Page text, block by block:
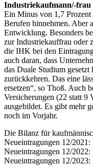
Industriekaufmann/-frau
Ein Minus von 1,7 Prozent
Berufen hinnehmen. Aber
Entwicklung. Besonders
zur Industriekauffrau oder
die IHK bei den
auch daran, dass
das Duale Studium
zurückkehren. Das eine
ersetzen“, so Thoß. Auch
Versicherungen (22 statt 9
ausgebildet. Es gibt mehr
noch im Vorjahr.
Die Bilanz für
Neueintragungen 12/2021:
Neueintragungen 12/2022:
Neueintragungen 12/2023: